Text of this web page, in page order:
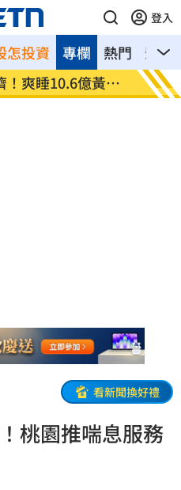
登入
怎投資 熱門 影音
專欄
！爽睡10.6億黃金
台男
看新聞換好禮
桃園推喘息服務